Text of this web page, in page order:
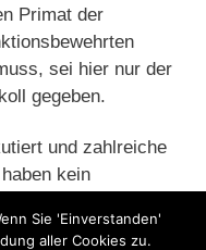
Primat der
sei hier nur der
gegeben.
und zahlreiche
kein
Man kann
Sie 'Einverstanden'
aller Cookies zu.